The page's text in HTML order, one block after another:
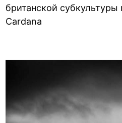
британской
Cardana